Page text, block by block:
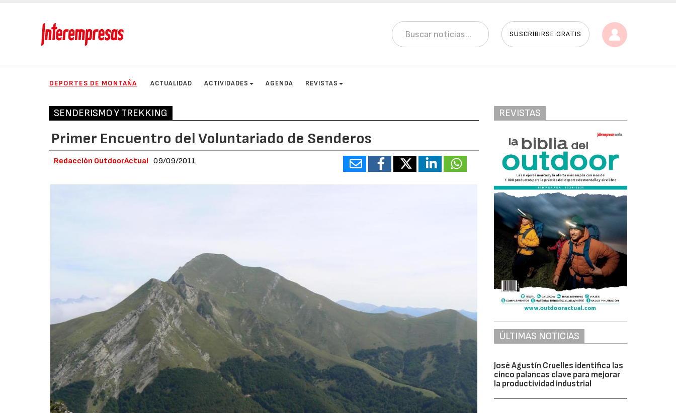
SUSCRIBIRSE GRATIS
DEPORTES DE MONTAÑA ACTUALIDAD ACTIVIDADES AGENDA REVISTAS
SENDERISMO Y TREKKING
Primer Encuentro del Voluntariado de Senderos
Redacción OutdoorActual 09/09/2011
REVISTAS
ÚLTIMAS NOTICIAS
José Agustín Cruelles identifica las
cinco palancas clave para mejorar
la productividad industrial